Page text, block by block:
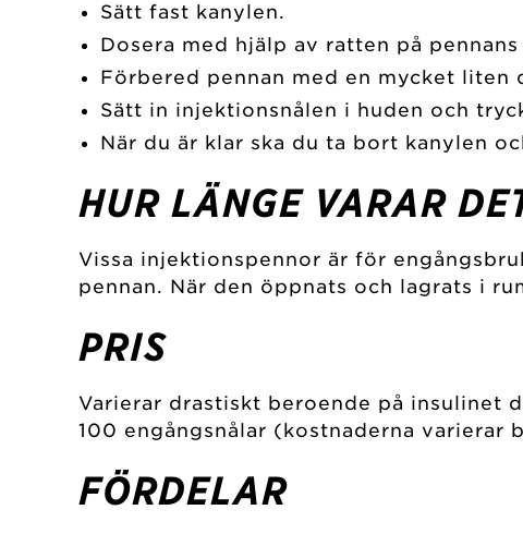
Sätt fast kanylen.
Dosera med hjälp av ratten på
Förbered pennan med en mycket
Sätt in injektionsnålen i huden och
När du är klar ska du ta bort kanylen
HUR LÄNGE VARAR
Vissa injektionspennor är för
pennan. När den öppnats och lagrats i
PRIS
Varierar drastiskt beroende på insulinet
100 engångsnålar (kostnaderna varierar
FÖRDELAR